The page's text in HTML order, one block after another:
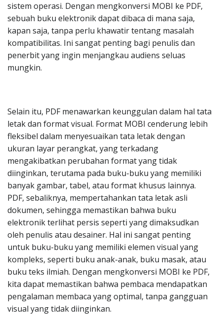
sistem operasi. Dengan mengkonversi MOBI ke PDF,
sebuah buku elektronik dapat dibaca di mana saja,
kapan saja, tanpa perlu khawatir tentang masalah
kompatibilitas. Ini sangat penting bagi penulis dan
penerbit yang ingin menjangkau audiens seluas
mungkin.
Selain itu, PDF menawarkan keunggulan dalam hal tata
letak dan format visual. Format MOBI cenderung lebih
fleksibel dalam menyesuaikan tata letak dengan
ukuran layar perangkat, yang terkadang
mengakibatkan perubahan format yang tidak
diinginkan, terutama pada buku-buku yang memiliki
banyak gambar, tabel, atau format khusus lainnya.
PDF, sebaliknya, mempertahankan tata letak asli
dokumen, sehingga memastikan bahwa buku
elektronik terlihat persis seperti yang dimaksudkan
oleh penulis atau desainer. Hal ini sangat penting
untuk buku-buku yang memiliki elemen visual yang
kompleks, seperti buku anak-anak, buku masak, atau
buku teks ilmiah. Dengan mengkonversi MOBI ke PDF,
kita dapat memastikan bahwa pembaca mendapatkan
pengalaman membaca yang optimal, tanpa gangguan
visual yang tidak diinginkan.